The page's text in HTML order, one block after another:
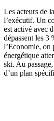
Les acteurs de
l’exécutif. Un
est activé avec
dépassent les 3
l’Economie, on
énergétique
ski. Au
d’un plan